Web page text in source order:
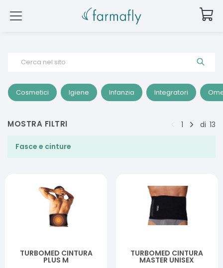
Cerca nel sito
Cosmetici Igiene Infanzia Integratori
MOSTRA FILTRI 1 di 13
Fasce e cinture
TURBOMED CINTURA
PLUS M
TURBOMED CINTURA
MASTER UNISEX